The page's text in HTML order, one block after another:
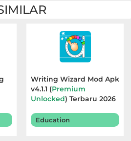
Writing Wizard Mod Apk
v4.1.1 (Premium
Unlocked) Terbaru 2026
Education